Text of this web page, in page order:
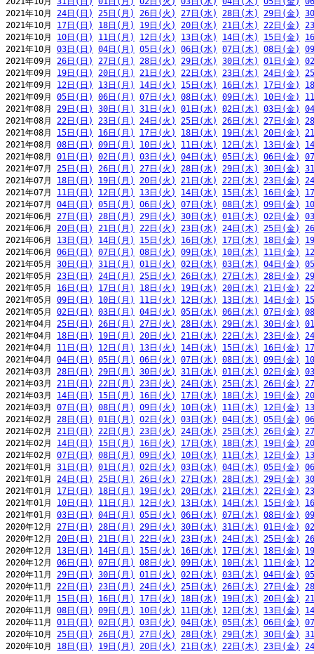
2021年10月 24日(日) 25日(月) 26日(火) 27日(水) 28日(木) 29日(金)
2021年10月 17日(日) 18日(月) 19日(火) 20日(水) 21日(木) 22日(金)
2021年10月 10日(日) 11日(月) 12日(火) 13日(水) 14日(木) 15日(金)
2021年10月 03日(日) 04日(月) 05日(火) 06日(水) 07日(木) 08日(金)
2021年09月 26日(日) 27日(月) 28日(火) 29日(水) 30日(木) 01日(金)
2021年09月 19日(日) 20日(月) 21日(火) 22日(水) 23日(木) 24日(金)
2021年09月 12日(日) 13日(月) 14日(火) 15日(水) 16日(木) 17日(金)
2021年09月 05日(日) 06日(月) 07日(火) 08日(水) 09日(木) 10日(金)
2021年08月 29日(日) 30日(月) 31日(火) 01日(水) 02日(木) 03日(金)
2021年08月 22日(日) 23日(月) 24日(火) 25日(水) 26日(木) 27日(金)
2021年08月 15日(日) 16日(月) 17日(火) 18日(水) 19日(木) 20日(金)
2021年08月 08日(日) 09日(月) 10日(火) 11日(水) 12日(木) 13日(金)
2021年08月 01日(日) 02日(月) 03日(火) 04日(水) 05日(木) 06日(金)
2021年07月 25日(日) 26日(月) 27日(火) 28日(水) 29日(木) 30日(金)
2021年07月 18日(日) 19日(月) 20日(火) 21日(水) 22日(木) 23日(金)
2021年07月 11日(日) 12日(月) 13日(火) 14日(水) 15日(木) 16日(金)
2021年07月 04日(日) 05日(月) 06日(火) 07日(水) 08日(木) 09日(金)
2021年06月 27日(日) 28日(月) 29日(火) 30日(水) 01日(木) 02日(金)
2021年06月 20日(日) 21日(月) 22日(火) 23日(水) 24日(木) 25日(金)
2021年06月 13日(日) 14日(月) 15日(火) 16日(水) 17日(木) 18日(金)
2021年06月 06日(日) 07日(月) 08日(火) 09日(水) 10日(木) 11日(金)
2021年05月 30日(日) 31日(月) 01日(火) 02日(水) 03日(木) 04日(金)
2021年05月 23日(日) 24日(月) 25日(火) 26日(水) 27日(木) 28日(金)
2021年05月 16日(日) 17日(月) 18日(火) 19日(水) 20日(木) 21日(金)
2021年05月 09日(日) 10日(月) 11日(火) 12日(水) 13日(木) 14日(金)
2021年05月 02日(日) 03日(月) 04日(火) 05日(水) 06日(木) 07日(金)
2021年04月 25日(日) 26日(月) 27日(火) 28日(水) 29日(木) 30日(金)
2021年04月 18日(日) 19日(月) 20日(火) 21日(水) 22日(木) 23日(金)
2021年04月 11日(日) 12日(月) 13日(火) 14日(水) 15日(木) 16日(金)
2021年04月 04日(日) 05日(月) 06日(火) 07日(水) 08日(木) 09日(金)
2021年03月 28日(日) 29日(月) 30日(火) 31日(水) 01日(木) 02日(金)
2021年03月 21日(日) 22日(月) 23日(火) 24日(水) 25日(木) 26日(金)
2021年03月 14日(日) 15日(月) 16日(火) 17日(水) 18日(木) 19日(金)
2021年03月 07日(日) 08日(月) 09日(火) 10日(水) 11日(木) 12日(金)
2021年02月 28日(日) 01日(月) 02日(火) 03日(水) 04日(木) 05日(金)
2021年02月 21日(日) 22日(月) 23日(火) 24日(水) 25日(木) 26日(金)
2021年02月 14日(日) 15日(月) 16日(火) 17日(水) 18日(木) 19日(金)
2021年02月 07日(日) 08日(月) 09日(火) 10日(水) 11日(木) 12日(金)
2021年01月 31日(日) 01日(月) 02日(火) 03日(水) 04日(木) 05日(金)
2021年01月 24日(日) 25日(月) 26日(火) 27日(水) 28日(木) 29日(金)
2021年01月 17日(日) 18日(月) 19日(火) 20日(水) 21日(木) 22日(金)
2021年01月 10日(日) 11日(月) 12日(火) 13日(水) 14日(木) 15日(金)
2021年01月 03日(日) 04日(月) 05日(火) 06日(水) 07日(木) 08日(金)
2020年12月 27日(日) 28日(月) 29日(火) 30日(水) 31日(木) 01日(金)
2020年12月 20日(日) 21日(月) 22日(火) 23日(水) 24日(木) 25日(金)
2020年12月 13日(日) 14日(月) 15日(火) 16日(水) 17日(木) 18日(金)
2020年12月 06日(日) 07日(月) 08日(火) 09日(水) 10日(木) 11日(金)
2020年11月 29日(日) 30日(月) 01日(火) 02日(水) 03日(木) 04日(金)
2020年11月 22日(日) 23日(月) 24日(火) 25日(水) 26日(木) 27日(金)
2020年11月 15日(日) 16日(月) 17日(火) 18日(水) 19日(木) 20日(金)
2020年11月 08日(日) 09日(月) 10日(火) 11日(水) 12日(木) 13日(金)
2020年11月 01日(日) 02日(月) 03日(火) 04日(水) 05日(木) 06日(金)
2020年10月 25日(日) 26日(月) 27日(火) 28日(水) 29日(木) 30日(金)
2020年10月 18日(日) 19日(月) 20日(火) 21日(水) 22日(木) 23日(金)